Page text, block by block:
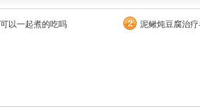
以一起煮的吃吗
泥鳅炖豆腐治